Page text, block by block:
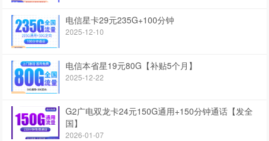
电信星卡29元235G+100分钟
2025-12-10
电信本省星19元80G【补贴5个月】
2025-12-22
G2广电双龙卡24元150G通用+150分钟通话【发全
国】
2026-01-07